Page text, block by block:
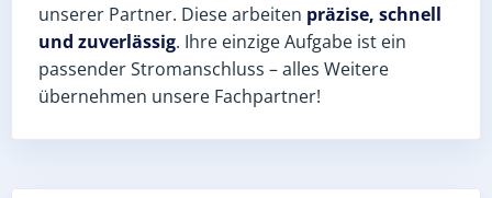
unserer Partner. Diese arbeiten präzise, schnell
und zuverlässig. Ihre einzige Aufgabe ist ein
passender Stromanschluss – alles Weitere
übernehmen unsere Fachpartner!